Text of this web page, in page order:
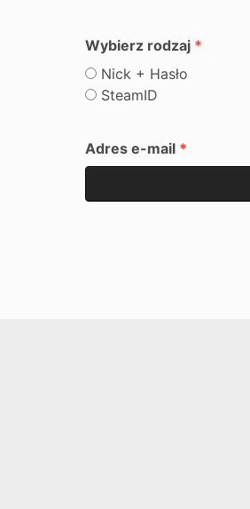
Wybierz rodzaj
Nick + Hasło
SteamID
Adres e-mail